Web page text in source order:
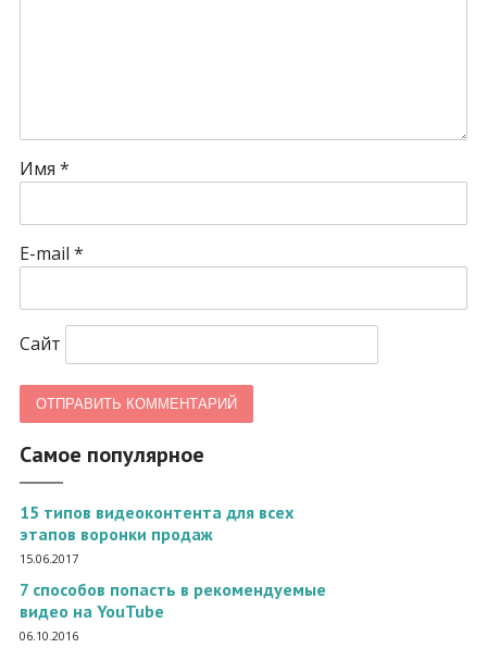
Имя *
E-mail *
Сайт
Самое популярное
15 типов видеоконтента для всех
этапов воронки продаж
15.06.2017
7 способов попасть в рекомендуемые
видео на YouTube
06.10.2016